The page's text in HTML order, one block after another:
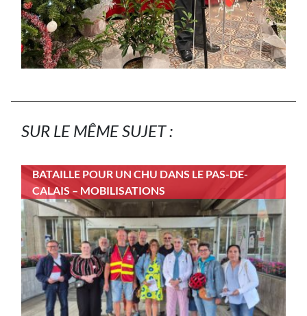
SUR LE MÊME SUJET :
BATAILLE POUR UN CHU DANS LE PAS-DE-
CALAIS – MOBILISATIONS